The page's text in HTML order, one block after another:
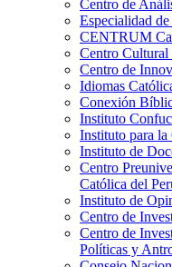
Centro de
Especialidad
CENTRUM
Centro Cultural
Centro de
Idiomas
Conexión
Instituto
Instituto para la
Instituto de
Centro
Católica del
Instituto de
Centro de
Centro de
Políticas y